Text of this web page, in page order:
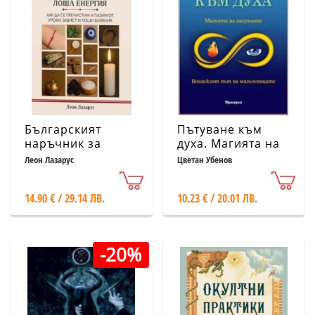
Българският
наръчник за
защита от лоша
Леон Лазарус
14.90 € / 29.14 ЛВ.
Пътуване към
духа. Магията на
нагуалите.
Воинският път на
Цветан Убенов
10.23 € / 20.01 ЛВ.
-20%